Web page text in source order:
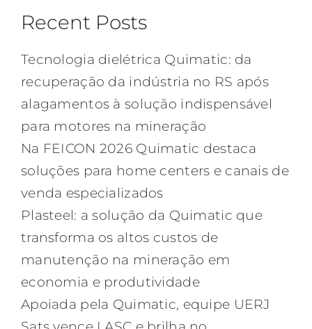
Recent Posts
Tecnologia dielétrica Quimatic: da
recuperação da indústria no RS após
alagamentos à solução indispensável
para motores na mineração
Na FEICON 2026 Quimatic destaca
soluções para home centers e canais de
venda especializados
Plasteel: a solução da Quimatic que
transforma os altos custos de
manutenção na mineração em
economia e produtividade
Apoiada pela Quimatic, equipe UERJ